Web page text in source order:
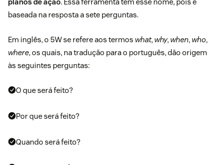
baseada na resposta a sete perguntas.
Em inglês, o 5W se refere aos termos what, why, when, who,
where, os quais, na tradução para o português, dão origem
às seguintes perguntas:
O que será feito?
Por que será feito?
Quando será feito?